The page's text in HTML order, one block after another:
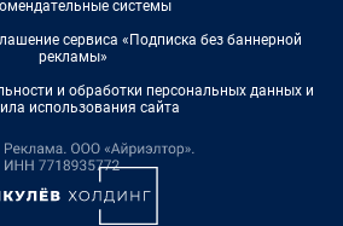
системы
сервиса «Подписка без баннерной
рекламы»
и обработки персональных данных и
использования сайта